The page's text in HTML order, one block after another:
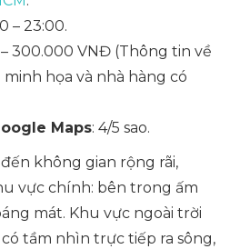
– 23:00.
– 300.000 VNĐ (Thông tin về
họa và nhà hàng có
Maps: 4/5 sao.
không gian rộng rãi,
vực chính: bên trong ấm
mát. Khu vực ngoài trời
tầm nhìn trực tiếp ra sông,